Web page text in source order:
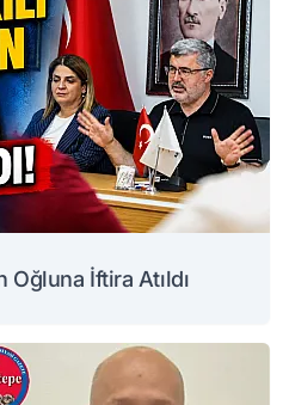
Oğluna İftira Atıldı